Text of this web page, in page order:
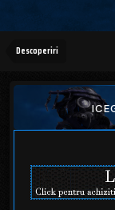
Descoperiri